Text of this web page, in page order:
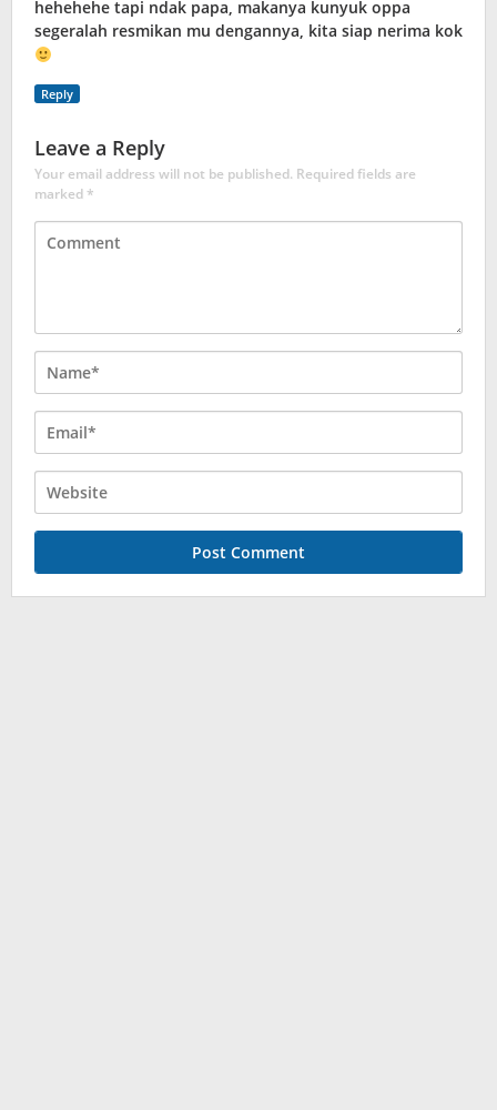
hehehehe tapi ndak papa, makanya kunyuk oppa
segeralah resmikan mu dengannya, kita siap nerima kok
Reply
Leave a Reply
Your email address will not be published. Required fields are
marked*